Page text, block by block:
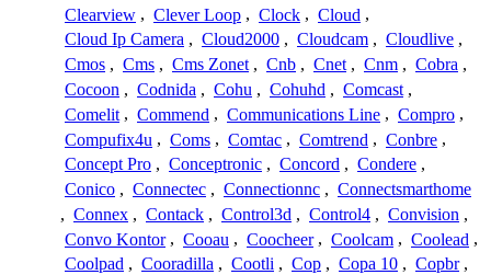
Clearview , Clever Loop , Clock , Cloud ,
Cloud Ip Camera , Cloud2000 , Cloudcam , Cloudlive ,
Cmos , Cms , Cms Zonet , Cnb , Cnet , Cnm , Cobra ,
Cocoon , Codnida , Cohu , Cohuhd , Comcast ,
Comelit , Commend , Communications Line , Compro ,
Compufix4u , Coms , Comtac , Comtrend , Conbre ,
Concept Pro , Conceptronic , Concord , Condere ,
Conico , Connectec , Connectionnc , Connectsmarthome
, Connex , Contack , Control3d , Control4 , Convision ,
Convo Kontor , Cooau , Coocheer , Coolcam , Coolead ,
Coolpad , Cooradilla , Cootli , Cop , Copa 10 , Copbr ,